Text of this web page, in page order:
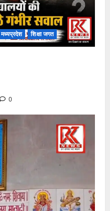
मध्यप्रदेश शिक्षा जगत
0